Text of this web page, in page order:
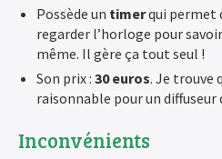
Possède un timerqui permet
regarder l’horloge pour
même. Il gère ça tout seul !
Son prix : 30 euros. Je trouve
raisonnable pour un diffuseur
Inconvénients